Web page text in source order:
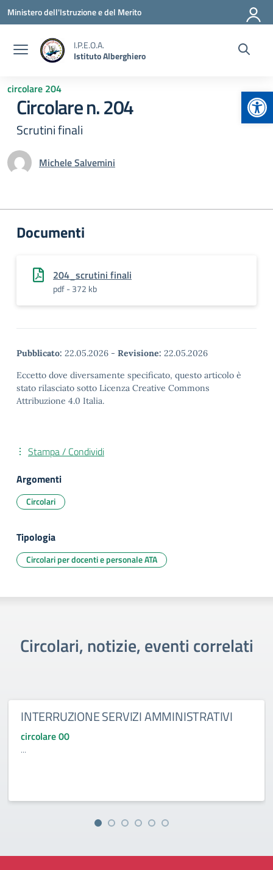
Vai ai contenuti
Vai al menu di navigazione
Vai al footer
Ministero dell'Istruzione e del Merito
I.P.E.O.A.
Istituto Alberghiero
circolare 204
Circolare n. 204
Scrutini finali
Michele Salvemini
Documenti
204_scrutini finali
pdf - 372 kb
Pubblicato: 22.05.2026 - Revisione: 22.05.2026
Eccetto dove diversamente specificato, questo articolo è
stato rilasciato sotto Licenza Creative Commons
Attribuzione 4.0 Italia.
Stampa / Condividi
Argomenti
Circolari
Tipologia
Circolari per docenti e personale ATA
Circolari, notizie, eventi correlati
INTERRUZIONE SERVIZI AMMINISTRATIVI
circolare 00
...